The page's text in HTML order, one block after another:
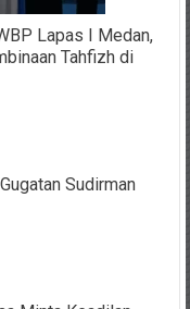
Lapas I Medan,
Tahfizh di
Sudirman